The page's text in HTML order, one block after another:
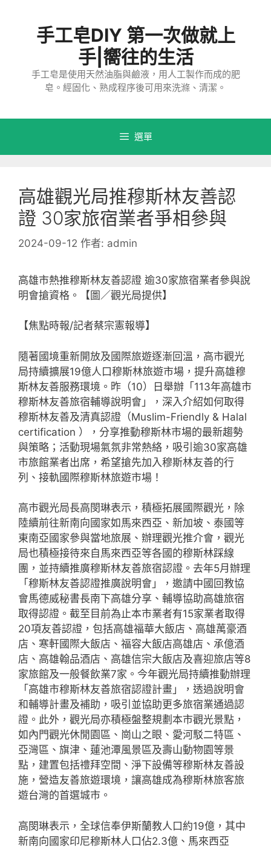
手工皂DIY 第一次做就上
手|嚮往的生活
手工皂是使用天然油脂與鹼液，用人工製作而成的肥
皂。經固化、熟成程序後可用來洗滌、清潔。
選單
高雄觀光局推穆斯林友善認
證 30家旅宿業者爭相參與
2024-09-12 作者: admin
高雄市熱推穆斯林友善認證 逾30家旅宿業者參與說
明會搶資格。【圖／觀光局提供】
【焦點時報/記者蔡宗憲報導】
隨著國境重新開放及國際旅遊逐漸回溫，高市觀光
局持續擴展19億人口穆斯林旅遊市場，提升高雄穆
斯林友善服務環境。昨（10）日舉辦「113年高雄市
穆斯林友善旅宿輔導說明會」，深入介紹如何取得
穆斯林友善及清真認證（Muslim-Friendly & Halal
certification ），分享推動穆斯林市場的最新趨勢
與策略；活動現場氣氛非常熱絡，吸引逾30家高雄
市旅館業者出席，希望搶先加入穆斯林友善的行
列、接軌國際穆斯林旅遊市場！
高市觀光局長高閔琳表示，積極拓展國際觀光，除
陸續前往新南向國家如馬來西亞、新加坡、泰國等
東南亞國家參與當地旅展、辦理觀光推介會，觀光
局也積極接待來自馬來西亞等各國的穆斯林踩線
團，並持續推廣穆斯林友善旅宿認證。去年5月辦理
「穆斯林友善認證推廣說明會」，邀請中國回教協
會馬德威秘書長南下高雄分享、輔導協助高雄旅宿
取得認證。截至目前為止本市業者有15家業者取得
20項友善認證，包括高雄福華大飯店、高雄萬豪酒
店、寒軒國際大飯店、福容大飯店高雄店、承億酒
店、高雄翰品酒店、高雄信宗大飯店及喜迎旅店等8
家旅館及一般餐飲業7家。今年觀光局持續推動辦理
「高雄市穆斯林友善旅宿認證計畫」，透過說明會
和輔導計畫及補助，吸引並協助更多旅宿業通過認
證。此外，觀光局亦積極盤整規劃本市觀光景點，
如內門觀光休閒園區、崗山之眼、愛河駁二特區、
亞灣區、旗津、蓮池潭風景區及壽山動物園等景
點，建置包括禮拜空間、淨下設備等穆斯林友善設
施，營造友善旅遊環境，讓高雄成為穆斯林旅客旅
遊台灣的首選城市。
高閔琳表示，全球信奉伊斯蘭教人口約19億，其中
新南向國家印尼穆斯林人口佔2.3億、馬來西亞